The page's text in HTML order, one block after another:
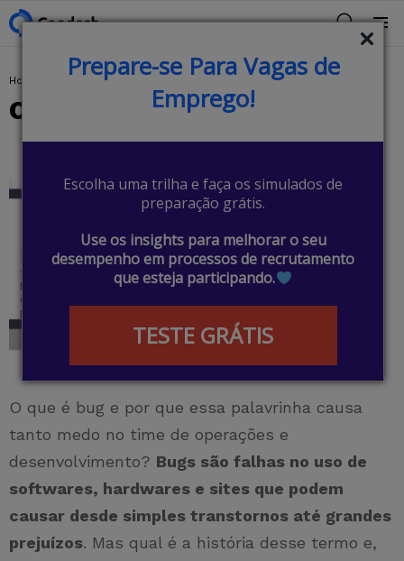
Prepare-se Para Vagas de
Emprego!
Escolha uma trilha e faça os simulados de
preparação grátis.
Use os insights para melhorar o seu
desempenho em processos de recrutamento
que esteja participando.
TESTE GRÁTIS
Menu
You are here:
Home Dicionário
O que é bug?
O que é bug e por que essa palavrinha causa
tanto medo no time de operações e
desenvolvimento? Bugs são falhas no uso de
softwares, hardwares e sites que podem
causar desde simples transtornos até grandes
prejuízos. Mas qual é a história desse termo e,